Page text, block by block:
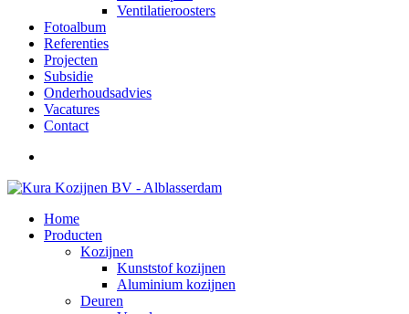
Ventilatieroosters
Fotoalbum
Referenties
Projecten
Subsidie
Onderhoudsadvies
Vacatures
Contact
Home
Producten
Kozijnen
Kunststof kozijnen
Aluminium kozijnen
Deuren